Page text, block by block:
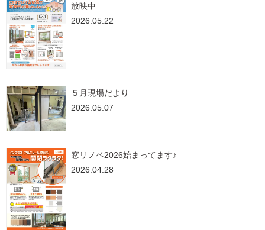
放映中
2026.05.22
５月現場だより
2026.05.07
窓リノベ2026始まってます♪
2026.04.28